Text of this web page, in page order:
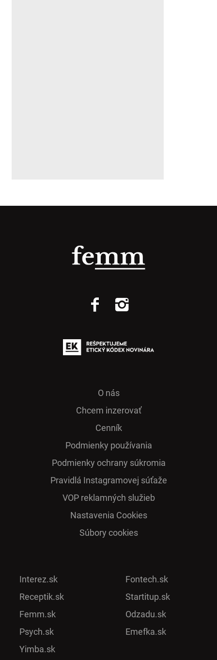
O nás
Chcem inzerovať
Cenník
Podmienky používania
Podmienky ochrany súkromia
Pra­vidlá Ins­ta­gra­mo­vej sú­ťaže
VOP reklamných služieb
Nastavenia Cookies
Súbory cookies
Interez.sk
Receptik.sk
Femm.sk
Psych.sk
Yimba.sk
Fontech.sk
Startitup.sk
Odzadu.sk
Emefka.sk